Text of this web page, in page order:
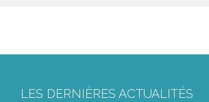
LES DERNIÈRES ACTUALITÉS